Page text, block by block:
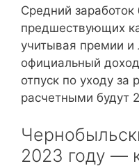
Средний заработок
предшествующих
учитывая премии и
официальный
отпуск по уходу за
расчетными будут
2023 году —